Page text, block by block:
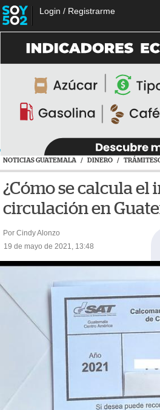
Login / Registrarme
NOTICIAS GUATEMALA / DINERO /
¿Cómo se calcula el
circulación en
Por Cindy Alonzo
19 de mayo de 2021, 13:48